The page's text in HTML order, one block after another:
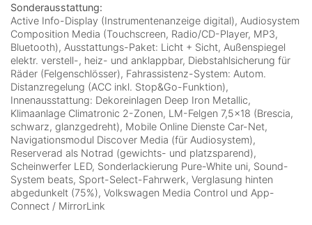
Sonderausstattung:
Active Info-Display (Instrumentenanzeige digital), Audiosystem
Composition Media (Touchscreen, Radio/CD-Player, MP3,
Bluetooth), Ausstattungs-Paket: Licht + Sicht, Außenspiegel
elektr. verstell-, heiz- und anklappbar, Diebstahlsicherung für
Räder (Felgenschlösser), Fahrassistenz-System: Autom.
Distanzregelung (ACC inkl. Stop&Go-Funktion),
Innenausstattung: Dekoreinlagen Deep Iron Metallic,
Klimaanlage Climatronic 2-Zonen, LM-Felgen 7,5×18 (Brescia,
schwarz, glanzgedreht), Mobile Online Dienste Car-Net,
Navigationsmodul Discover Media (für Audiosystem),
Reserverad als Notrad (gewichts- und platzsparend),
Scheinwerfer LED, Sonderlackierung Pure-White uni, Sound-
System beats, Sport-Select-Fahrwerk, Verglasung hinten
abgedunkelt (75%), Volkswagen Media Control und App-
Connect / MirrorLink